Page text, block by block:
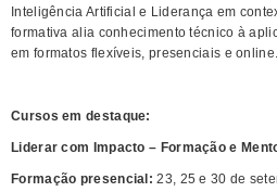
Inteligência Artificial e Liderança em
formativa alia conhecimento técnico à
em formatos flexíveis, presenciais e online.
Cursos em destaque:
Liderar com Impacto – Formação e
Formação presencial: 23, 25 e 30 de